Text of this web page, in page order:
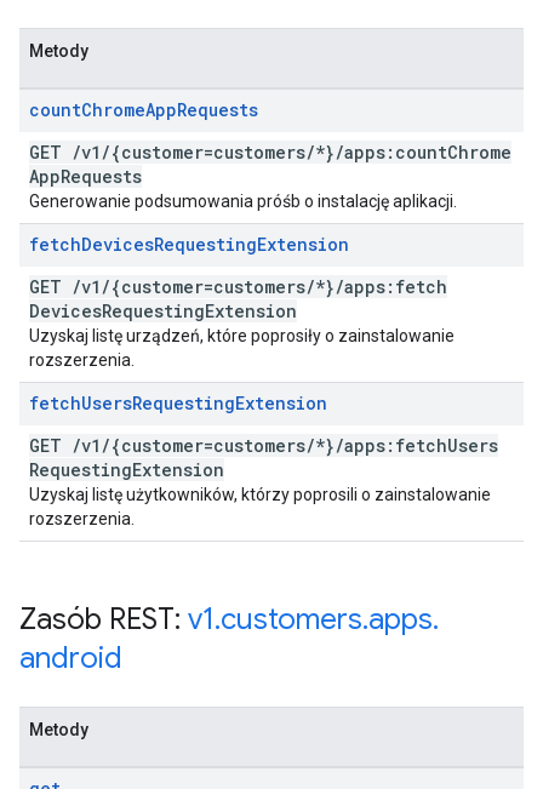
Metody
countChromeAppRequests
GET /v1 /{customer=customers/*}/apps:countChrome
AppRequests
Generowanie podsumowania próśb o instalację aplikacji.
fetchDevicesRequestingExtension
GET /v1 /{customer=customers/*}/apps:fetch
DevicesRequestingExtension
Uzyskaj listę urządzeń, które poprosiły o zainstalowanie
rozszerzenia.
fetchUsersRequestingExtension
GET /v1 /{customer=customers/*}/apps:fetchUsers
RequestingExtension
Uzyskaj listę użytkowników, którzy poprosili o zainstalowanie
rozszerzenia.
Zasób REST: v1.customers.apps.
android
Metody